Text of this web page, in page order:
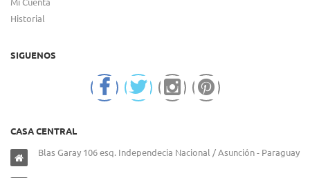
Historial
SIGUENOS
CASA CENTRAL
Blas Garay 106 esq. Independecia Nacional / Asunción - Paraguay